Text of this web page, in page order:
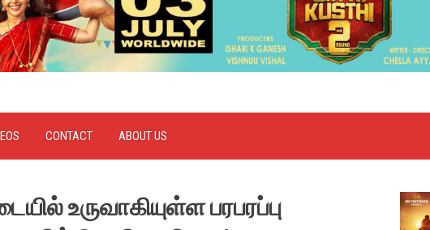
CONTACT ABOUT US
உருவாகியுள்ள‌ பரபரப்பு